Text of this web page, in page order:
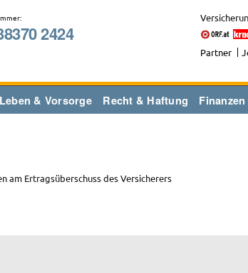
2424
Partner
Leben & Vorsorge Recht & Haftung Finanzen
Ertragsüberschuss des Versicherers